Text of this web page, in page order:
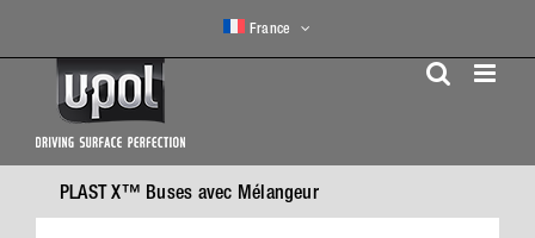
France
PLAST X™ Buses avec Mélangeur